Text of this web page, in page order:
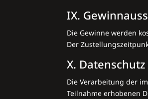
IX.
Die Gewinne werden
Der
X. Datenschutz
Die Verarbeitung der
Teilnahme erhobenen